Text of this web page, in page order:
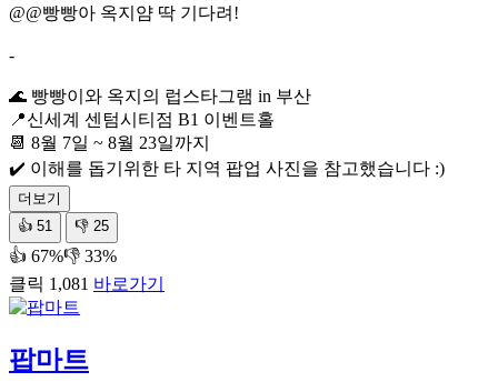
@@빵빵아 옥지얌 딱 기다려!
-
🌊 빵빵이와 옥지의 럽스타그램 in 부산
📍신세계 센텀시티점 B1 이벤트홀
📆 8월 7일 ~ 8월 23일까지
✔️ 이해를 돕기위한 타 지역 팝업 사진을 참고했습니다 :)
더보기
👍 51 👎 25
👍 67%👎 33%
클릭 1,081 바로가기
팝마트